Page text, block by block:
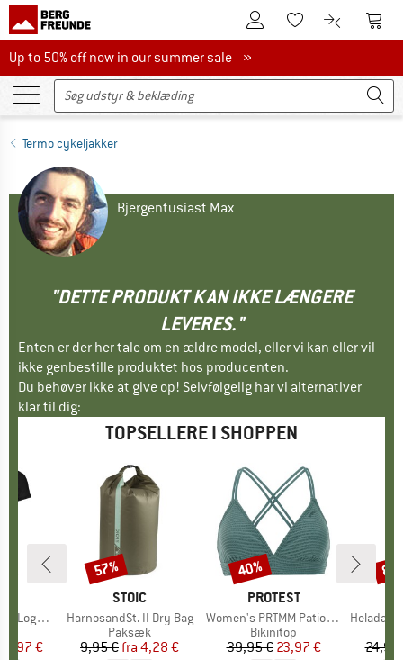
Til kundekontoenTil huskesedlen.
Til Til
Up to 50% off now in our summer sale
Up to 50% off now in our summer sale »
Termo cykeljakker
Bjergentusiast Max
"DETTE PRODUKT KAN IKKE LÆNGERE
LEVERES."
Enten er der her tale om en ældre model, eller vi kan eller vil
ikke genbestille produktet hos producenten.
Du behøver ikke at give op! Selvfølgelig har vi alternativer
klar til dig:
TOPSELLERE I SHOPPEN
T-Shirt
pris
€
MÆRKE
STOIC
Artikel
HarnosandSt. II Dry Bag
Produktgruppe
Paksæk
Pris
9,95 € Nedsat pris
fra 4,28 €
Rabat
57%
MÆRKE
PROTEST
Artikel
Women's PRTMM Patio Triangle
Produktgruppe
Bikinitop
Pris
39,95 €Nedsat pris
23,97 €
Rabat
40%
Artikel
HeladagenSt.
24,95